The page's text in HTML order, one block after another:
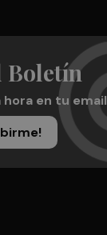
Boletín
en tu email